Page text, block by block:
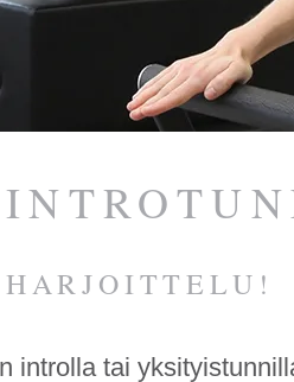
introlla tai